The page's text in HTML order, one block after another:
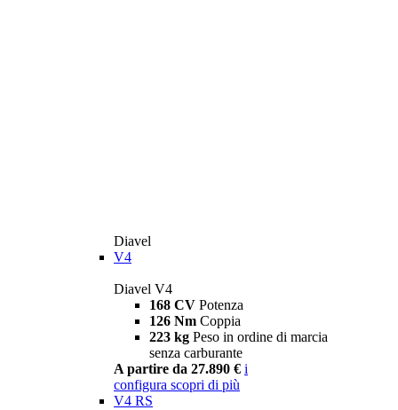
Diavel
V4
Diavel V4
168 CV Potenza
126 Nm Coppia
223 kg Peso in ordine di marcia
senza carburante
A partire da 27.890 € i
configura scopri di più
V4 RS